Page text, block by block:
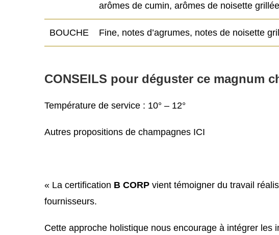
arômes de cumin, arômes de noisette
BOUCHE Fine, notes d’agrumes, notes de noisette
CONSEILS pour déguster ce magnum
Température de service : 10° – 12°
Autres propositions de champagnes ICI
« La certification B CORP vient témoigner du travail
fournisseurs.
Cette approche holistique nous encourage à intégrer